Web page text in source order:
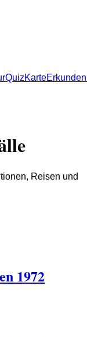
QuizKarteErkunden
Reisen und
1972